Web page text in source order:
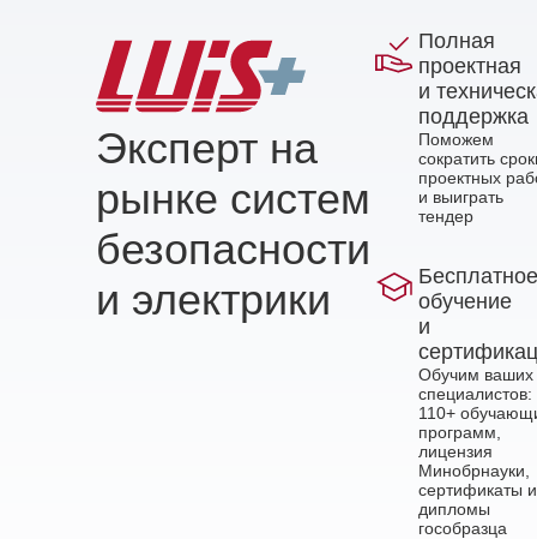
Эксперт на
рынке систем
безопасности
и электрики
Полная
проектная
и
поддержка
Поможем
сократить
проектных
и выиграть
тендер
Бесплатное
обучение
и
Обучим ваших
специалистов:
110+
программ,
лицензия
Минобрнауки,
сертификаты и
дипломы
гособразца